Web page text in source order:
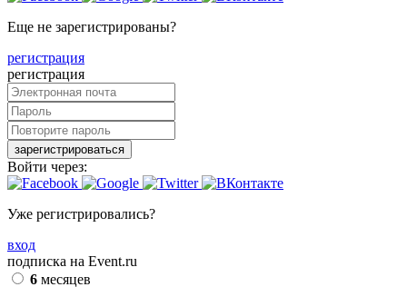
Еще не зарегистрированы?
регистрация
регистрация
зарегистрироваться
Войти через:
Уже регистрировались?
вход
подписка на Event.ru
6 месяцев